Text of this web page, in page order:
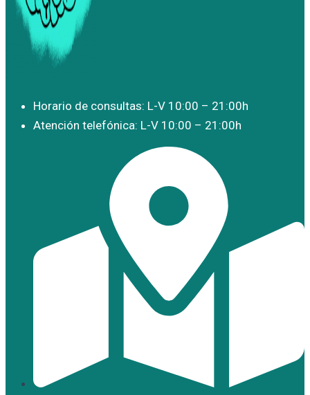
Horario de consultas: L-V 10:00 – 21:00h
Atención telefónica: L-V 10:00 – 21:00h